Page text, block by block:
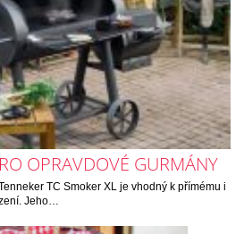
OPRAVDOVÉ GURMÁNY
TC Smoker XL je vhodný k přímému i
Jeho…